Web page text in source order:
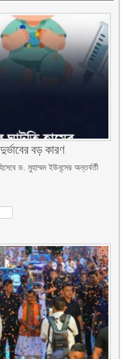
বড় কারণ
ড. মুহাম্মদ ইউনূসের অন্তর্বর্তী